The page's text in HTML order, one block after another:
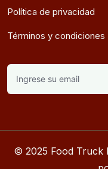
Política de privacidad
Términos y condiciones
© 2025 Food Truck